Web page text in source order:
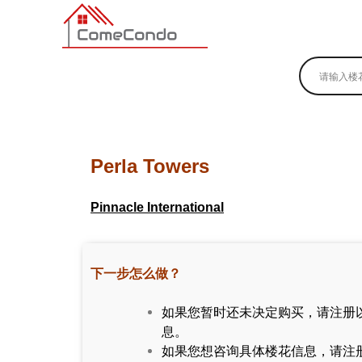
多伦多最新最全的楼花搜索引擎
Perla Towers
Pinnacle International
下一步怎么做？
如果您暂时还未决定购买，请注册
息。
如果您想咨询具体楼花信息，请注